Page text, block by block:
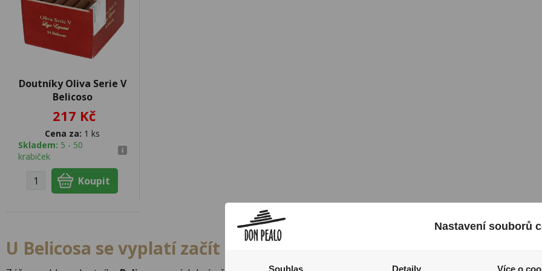
Doutníky Oliva Serie V
Belicoso
217 Kč
Cena za: 1 ks
Skladem: 5 - 50
krabiček
U Belicosa se vyplatí začít menším řezem
Nastavení souborů